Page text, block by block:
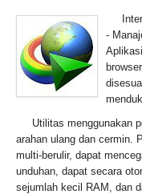
-
Utilitas menggunakan
arahan ulang dan cermin.
multi-berulir, dapat
unduhan, dapat secara
sejumlah kecil RAM, dan